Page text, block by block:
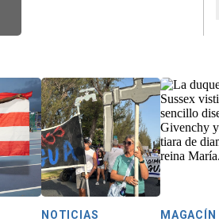
NOTICIAS MAGACÍN